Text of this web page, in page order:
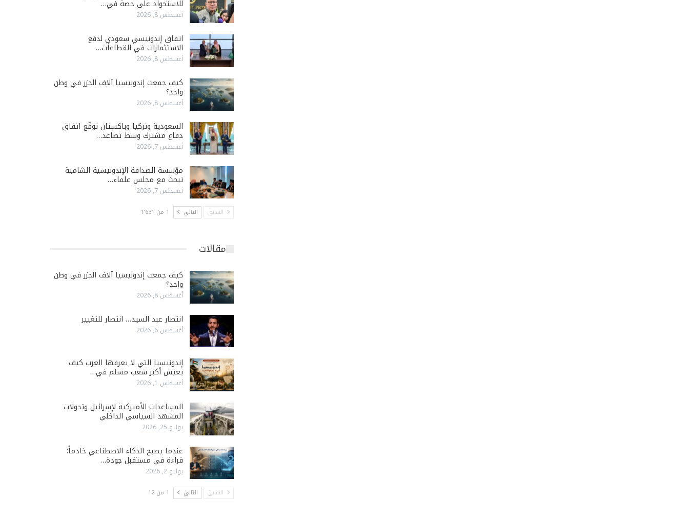
للاستحواذ على حصة في…
أغسطس 8, 2026
اتفاق إندونيسي سعودي لدفع
الاستثمارات في القطاعات…
أغسطس 8, 2026
كيف جمعت إندونيسيا آلاف الجزر في وطن
واحد؟
أغسطس 8, 2026
السعودية وتركيا وباكستان توقّع اتفاق
دفاع مشترك وسط تصاعد…
أغسطس 7, 2026
مؤسسة الصداقة الإندونيسية الشامية
تبحث مع مجلس علماء…
أغسطس 7, 2026
السابق التالي 1 من 1٬631
مقالات
كيف جمعت إندونيسيا آلاف الجزر في وطن
واحد؟
أغسطس 8, 2026
انتصار عبد السيد… انتصار للتغيير
أغسطس 6, 2026
إندونيسيا التي لا يعرفها العرب كيف
يعيش أكبر شعب مسلم في…
أغسطس 1, 2026
المساعدات الأميركية لإسرائيل وتحولات
المشهد السياسي الداخلي
يوليو 25, 2026
عندما يصبح الذكاء الاصطناعي خادماً:
قراءة في مستقبل جودة…
يوليو 2, 2026
السابق التالي 1 من 12